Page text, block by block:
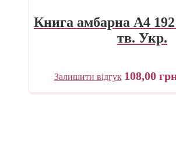
Книга амбарна А4
тв. Укр.
Залишити відгук 108,00